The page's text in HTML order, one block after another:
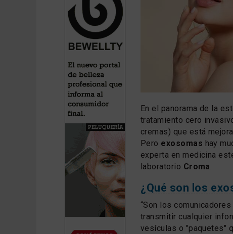
En el panorama de la
tratamiento cero
cremas) que está
Pero exosomas hay
experta en medicina
laboratorio Croma.
¿Qué son los
“Son los
transmitir cualquier
vesículas o "paquetes"